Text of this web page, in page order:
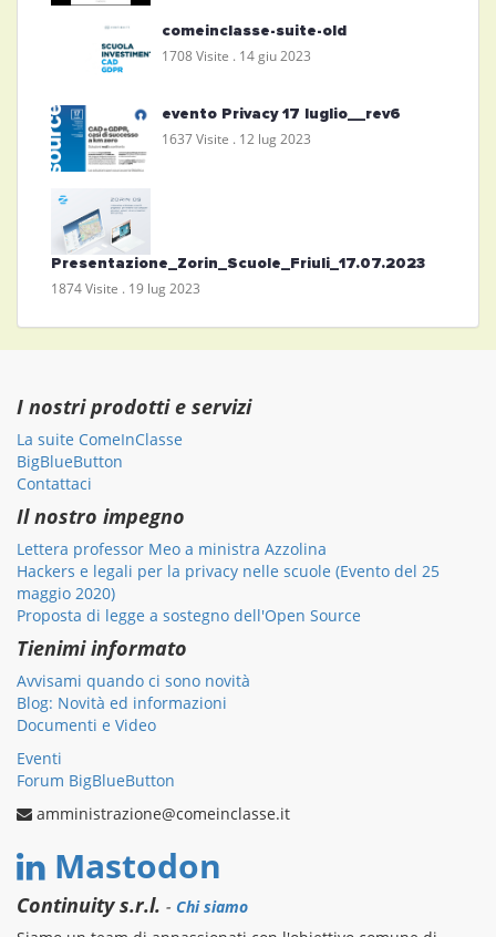
comeinclasse-suite-old
1708 Visite . 14 giu 2023
evento Privacy 17 luglio__rev6
1637 Visite . 12 lug 2023
Presentazione_Zorin_Scuole_Friuli_17.07.2023
1874 Visite . 19 lug 2023
I nostri prodotti e servizi
La suite ComeInClasse
BigBlueButton
Contattaci
Il nostro impegno
Lettera professor Meo a ministra Azzolina
Hackers e legali per la privacy nelle scuole (Evento del 25
maggio 2020)
Proposta di legge a sostegno dell'Open Source
Tienimi informato
Avvisami quando ci sono novità
Blog: Novità ed informazioni
Documenti e Video
Eventi
Forum BigBlueButton
amministrazione@comeinclasse.it
Mastodon
Continuity s.r.l. - Chi siamo